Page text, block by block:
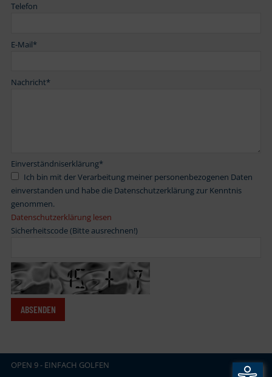
Telefon
E-Mail*
Nachricht*
Einverständniserklärung*
einverstanden und habe die Datenschutzerklärung zur Kenntnis
genommen.
Datenschutzerklärung lesen
Sicherheitscode (Bitte ausrechnen!)
OPEN.9 - EINFACH GOLFEN